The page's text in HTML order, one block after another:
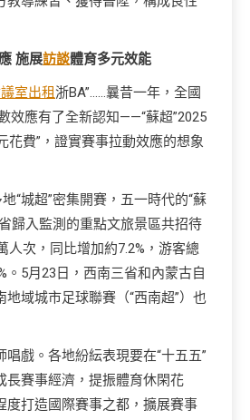
施展訪談體育多元效能
室出租 浙BA”……曩昔一年，全國
效應有了全新認知——“蘇超”2025
花費”，證實賽事拉動效應的想象
“城超”密集開賽，五一時代的“蘇
歸入監測的重點文旅景區共招待
人次，同比增加約7.2%，游客總
。5月23日，西南三省和內蒙古自
域城市足球聯賽（“西南超”）也
唱戲。各地紛紜表現要在“十五五”
長賽事經濟，提振體育休閑花
度打造國際賽事之都，擴展賽事